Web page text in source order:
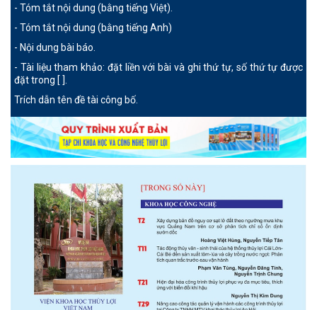
- Tóm tắt nội dung (bằng tiếng Việt).
- Tóm tắt nội dung (bằng tiếng Anh)
- Nội dung bài báo.
- Tài liệu tham khảo: đặt liền với bài và ghi thứ tự, số thứ tự được
đặt trong [ ].
Trích dẫn tên đề tài công bố.